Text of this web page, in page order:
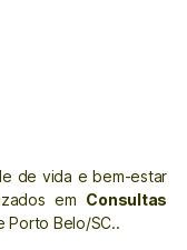
de vida e bem-estar
em Consultas
Porto Belo/SC..